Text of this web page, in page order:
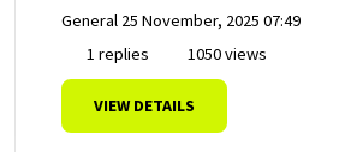
General 25 November, 2025 07:49
1 replies
1050 views
VIEW DETAILS